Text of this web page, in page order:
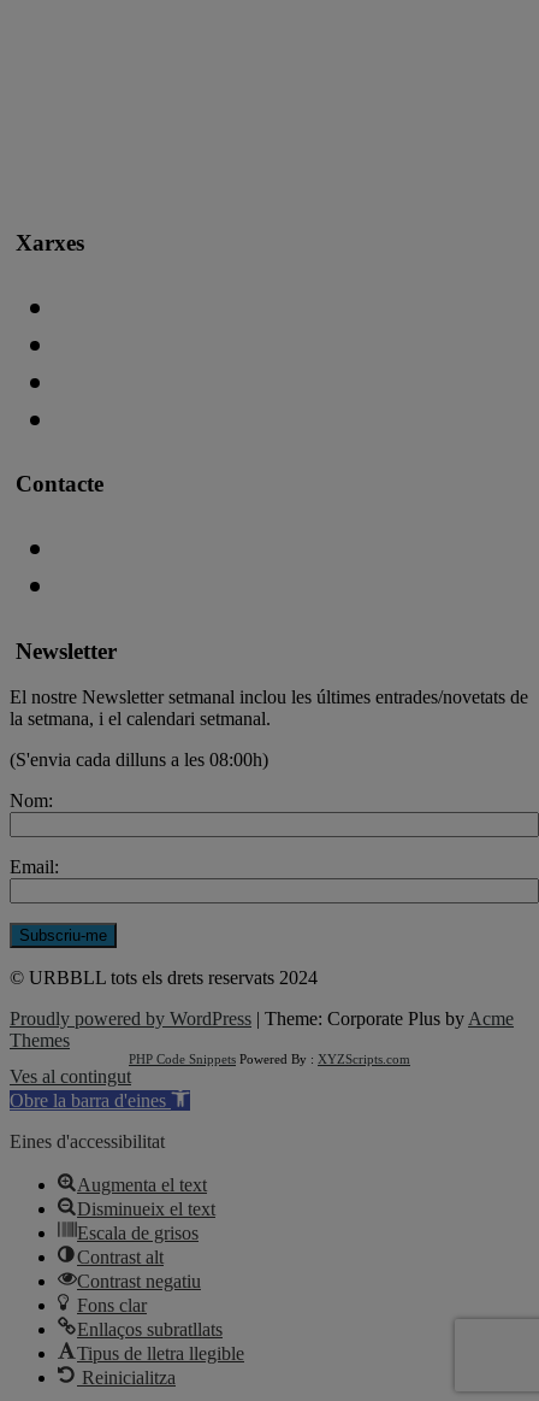
Xarxes
Contacte
Newsletter
El nostre Newsletter setmanal inclou les últimes entrades/novetats de
la setmana, i el calendari setmanal.
(S'envia cada dilluns a les 08:00h)
Nom:
Email:
© URBBLL tots els drets reservats 2024
Proudly powered by WordPress | Theme: Corporate Plus by Acme
Themes
PHP Code Snippets Powered By : XYZScripts.com
Ves al contingut
Obre la barra d'eines
Eines d'accessibilitat
Augmenta el text
Disminueix el text
Escala de grisos
Contrast alt
Contrast negatiu
Fons clar
Enllaços subratllats
Tipus de lletra llegible
Reinicialitza